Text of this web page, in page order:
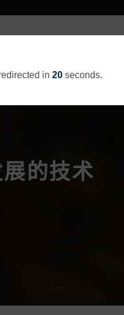
in 20seconds.
的技术